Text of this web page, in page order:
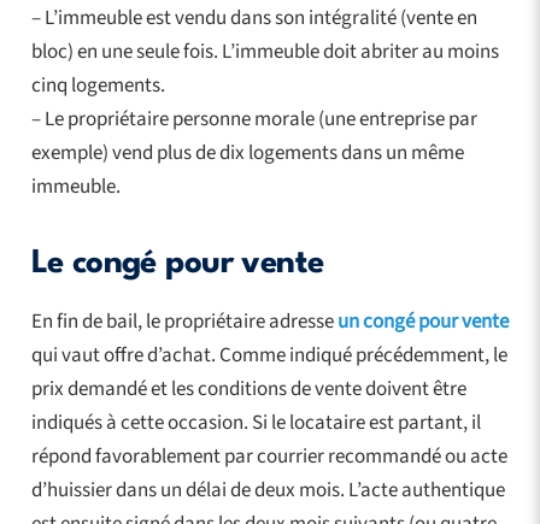
– L’immeuble est vendu dans son intégralité (vente en
bloc) en une seule fois. L’immeuble doit abriter au moins
cinq logements.
– Le propriétaire personne morale (une entreprise par
exemple) vend plus de dix logements dans un même
immeuble.
Le congé pour vente
En fin de bail, le propriétaire adresseun congé pour vente
qui vaut offre d’achat. Comme indiqué précédemment, le
prix demandé et les conditions de vente doivent être
indiqués à cette occasion. Si le locataire est partant, il
répond favorablement par courrier recommandé ou acte
d’huissier dans un délai de deux mois. L’acte authentique